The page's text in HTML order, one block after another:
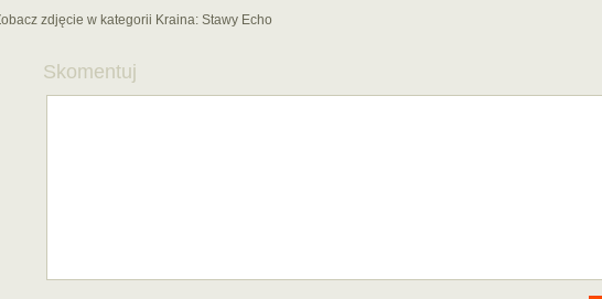
zdjęcie w kategorii Kraina: Stawy Echo
Skomentuj